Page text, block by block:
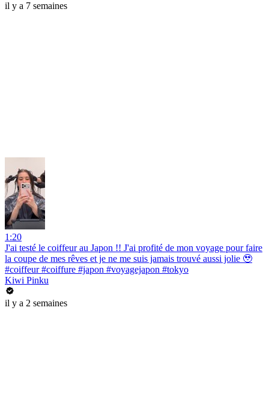
il y a 7 semaines
1:20
J'ai testé le coiffeur au Japon !! J'ai profité de mon voyage pour faire
la coupe de mes rêves et je ne me suis jamais trouvé aussi jolie 🥹
#coiffeur #coiffure #japon #voyagejapon #tokyo
Kiwi Pinku
il y a 2 semaines